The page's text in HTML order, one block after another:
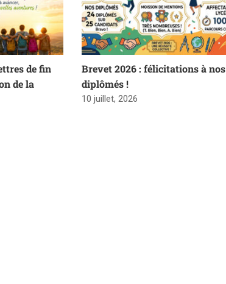
de fin
de la
Brevet 2026 : félicitations à nos
diplômés !
10 juillet, 2026